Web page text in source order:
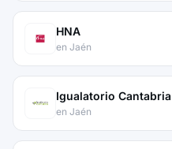
HNA
en Jaén
Igualatorio Cantabria
en Jaén